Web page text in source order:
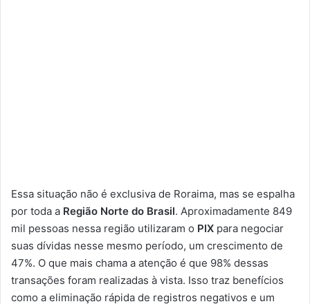
Essa situação não é exclusiva de Roraima, mas se espalha
por toda a Região Norte do Brasil. Aproximadamente 849
mil pessoas nessa região utilizaram o PIX para negociar
suas dívidas nesse mesmo período, um crescimento de
47%. O que mais chama a atenção é que 98% dessas
transações foram realizadas à vista. Isso traz benefícios
como a eliminação rápida de registros negativos e um